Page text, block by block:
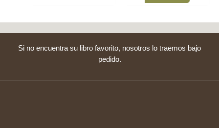
Si no encuentra su libro favorito, nosotros lo traemos bajo
pedido.